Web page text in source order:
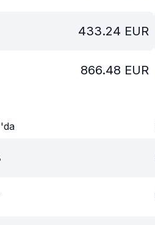
433.24 EUR
866.48 EUR